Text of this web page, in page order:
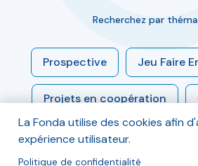
Recherchez par
Prospective Jeu Faire
Projets en coopération
Engagement Modèles
La Fonda utilise des cookies afin
expérience utilisateur.
Politique de confidentialité